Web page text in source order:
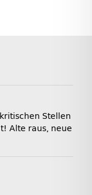
Stellen
Alte raus, neue